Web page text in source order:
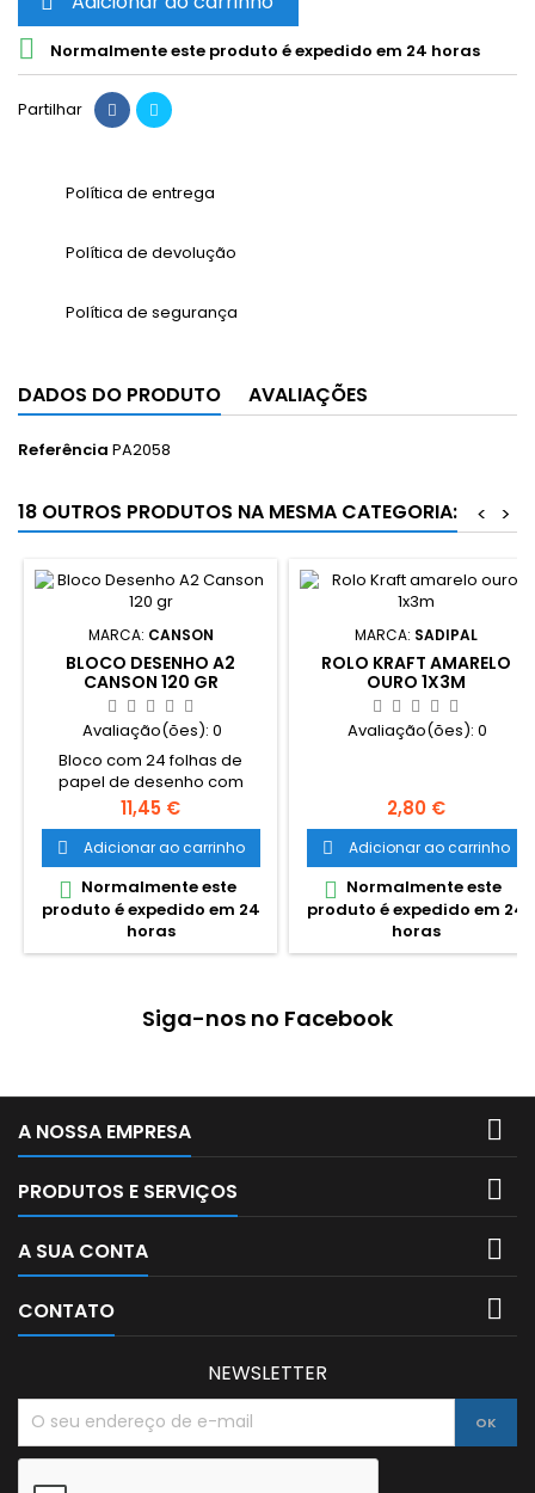
 Normalmente este produto é expedido em 24 horas
Partilhar
Política de entrega
Política de devolução
Política de segurança
DADOS DO PRODUTO AVALIAÇÕES
Referência PA2058
18 OUTROS PRODUTOS NA MESMA CATEGORIA: >
<
MARCA: CANSON
BLOCO DESENHO A2
CANSON 120 GR
Avaliação(ões): 0
Bloco com 24 folhas de
papel de desenho com
textura granulada tamanho
A2 da marca CANSON.
Dimensões da folha: 42cm x
59,4cm Adequado para
desenho a lápis, pastel,
ceras e giz artístico. PH
neutro, sem àcidos e com
tratamento antifúngico e
Preço
11,45 €
 Adicionar ao carrinho
 Normalmente este
produto é expedido em 24
horas
MARCA: SADIPAL
ROLO KRAFT AMARELO
OURO 1X3M
Avaliação(ões): 0
Preço
2,80 €
 Adicionar ao carrinho
 Normalmente este
produto é expedido em 24
horas
Siga-nos no Facebook
A NOSSA EMPRESA 
PRODUTOS E SERVIÇOS 
A SUA CONTA 
CONTATO 
NEWSLETTER